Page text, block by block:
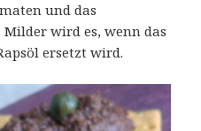
und das
wird es, wenn das
ersetzt wird.